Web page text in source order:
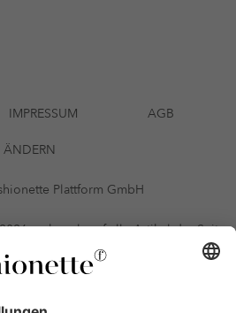
IMPRESSUM AGB
ÄNDERN
Plattform GmbH
mehrmals auf alle Artikel der Seite
anwendbar. Es gelten die in den AGB
Bedingungen.